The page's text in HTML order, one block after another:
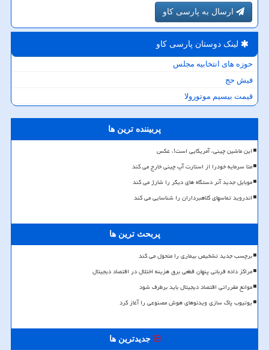
ارسال به پارسی کاو
لینک دوستان پارسی كاو
حوزه های انتخابیه مجلس
فیش حج
قیمت بیسیم موتورولا
پربیننده ترین ها
این ماشین چینی، آمریکایی است!، عکس
متا سرمایه خودرا از استارت آپ چینی خارج می کند
موبایل جدید آنر دستگاه های دیگر را شارژ می کند
اندروید تماسهای کلاهبرداران را شناسایی می کند
پربحث ترین ها
برچسب جدید تشخیص بیماری را متحول می کند
مراکز داده قربانی پنهان قطعی برق هزینه اختلال در اقتصاد دیجیتال
موانع مقرراتی اقتصاد دیجیتال باید برطرف شود
یوتیوب پاک سازی ویدئوهای هوش مصنوعی را آغاز کرد
جدیدترین ها